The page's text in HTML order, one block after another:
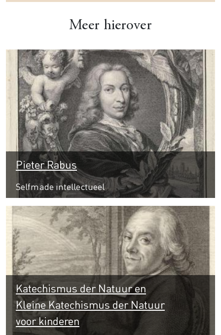
Meer hierover
Pieter Rabus
Selfmade intellectueel
Katechismus der Natuur en
Kleine Katechismus der Natuur
voor kinderen